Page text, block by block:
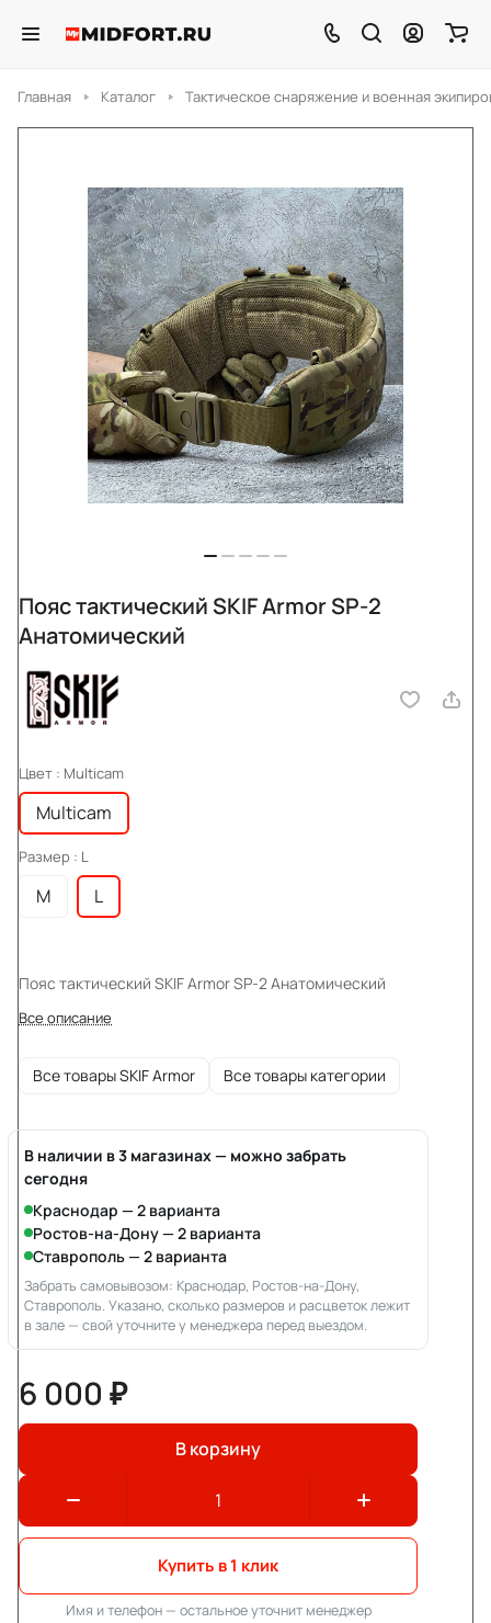
Главная Каталог Тактическое снаряжение и военная
Пояс тактический SKIF Armor SP-2
Анатомический
Цвет : Multicam
Multicam
Размер : L
M L
Пояс тактический SKIF Armor SP-2 Анатомический
Все описание
Все товары SKIF Armor Все товары категории
В наличии в 3 магазинах — можно забрать
сегодня
Краснодар — 2 варианта
Ростов-на-Дону — 2 варианта
Ставрополь — 2 варианта
Забрать самовывозом: Краснодар, Ростов-на-Дону,
Ставрополь. Указано, сколько размеров и расцветок лежит
в зале — свой уточните у менеджера перед выездом.
6 000 ₽
В корзину
Купить в 1 клик
Имя и телефон — остальное уточнит менеджер